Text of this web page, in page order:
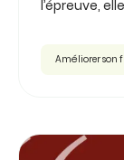
l’épreuve,
Améliorer son